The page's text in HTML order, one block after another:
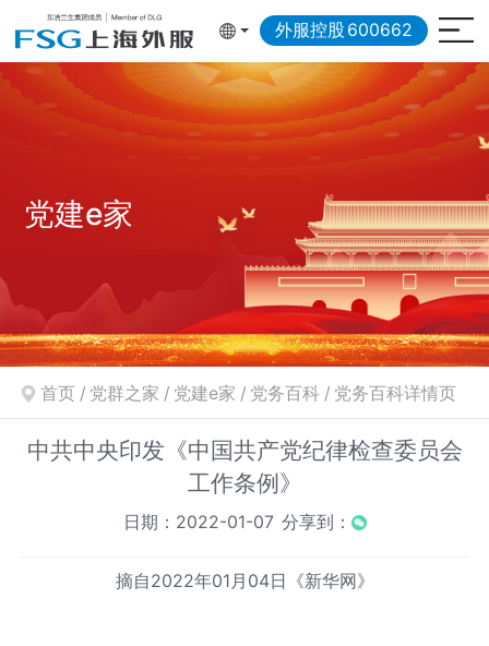
外服控股 600662
党建e家
首页 / 党群之家 / 党建e家 / 党务百科 / 党务百科详情页
中共中央印发《中国共产党纪律检查委员会
工作条例》
日期：2022-01-07 分享到：
摘自2022年01月04日《新华网》